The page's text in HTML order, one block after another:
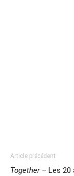
Article précédent
Together– Les 20